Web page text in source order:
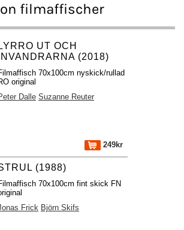
filmaffischer
LYRRO UT OCH
INVANDRARNA (2018)
70x100cm nyskick/rullad
original
Dalle Suzanne Reuter
249kr
(1988)
70x100cm fint skick FN
Frick Björn Skifs